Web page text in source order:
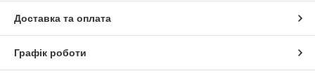
Доставка та оплата
Графік роботи